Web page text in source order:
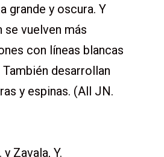
grande y oscura. Y
se vuelven más
con líneas blancas
desarrollan
y espinas. (All JN.
Zavala, Y.